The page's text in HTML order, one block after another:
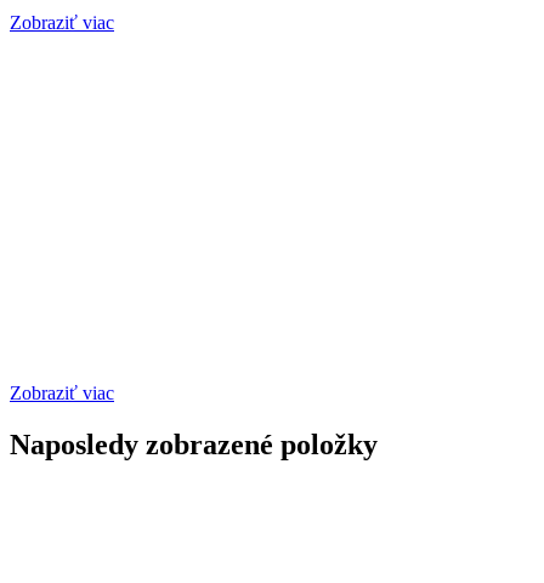
Zobraziť viac
Zobraziť viac
Naposledy zobrazené položky